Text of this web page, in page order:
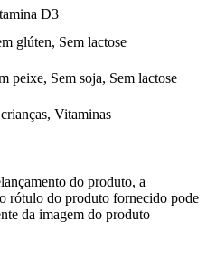
D3
glúten, Sem lactose
peixe, Sem soja, Sem lactose
Vitaminas
do produto, a
rótulo do produto fornecido pode
da imagem do produto